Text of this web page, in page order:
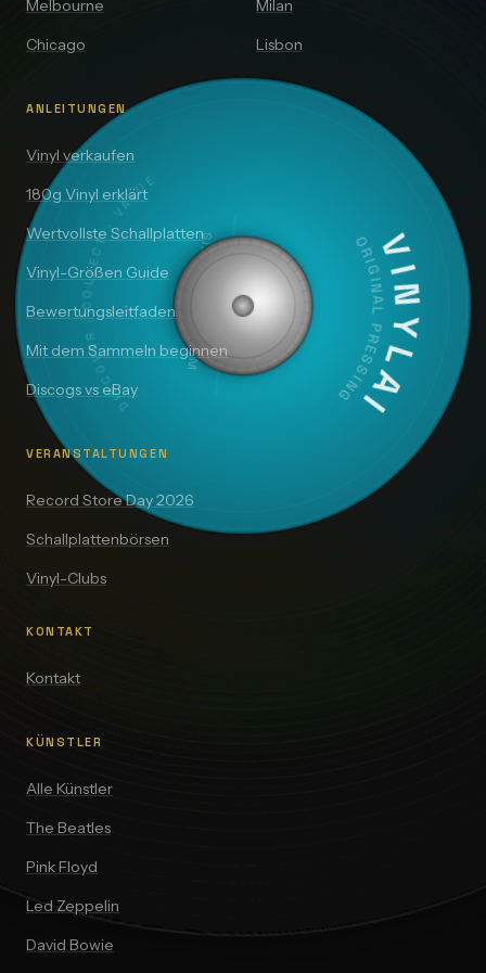
VINYLAI
ORIGINAL PRESSING
SIDE A — 33⅓ RPM
DISCOVER · COLLECT · VALUE
Melbourne
Chicago
Milan
Lisbon
ANLEITUNGEN
Vinyl verkaufen
180g Vinyl erklärt
Wertvollste Schallplatten
Vinyl-Größen Guide
Bewertungsleitfaden
Mit dem Sammeln beginnen
Discogs vs eBay
VERANSTALTUNGEN
Record Store Day 2026
Schallplattenbörsen
Vinyl-Clubs
KONTAKT
Kontakt
KÜNSTLER
Alle Künstler
The Beatles
Pink Floyd
Led Zeppelin
David Bowie